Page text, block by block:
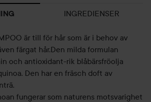
INGREDIENSER
är till för hår som är i behov av
färgat hår.Den milda formulan
och antioxidant-rik blåbärsfröolja
Den har en fräsch doft av
fungerar som naturens motsvarighet